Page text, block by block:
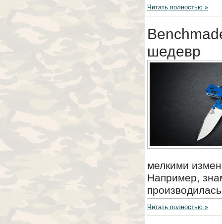
Читать полностью »
шедевр
мелкими
Например,
Читать полностью »